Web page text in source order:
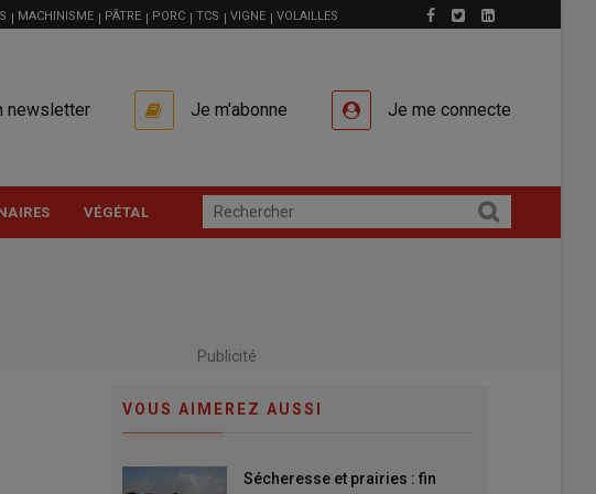
MACHINISME PÂTRE PORC TCS VIGNE VOLAILLES
newsletter Je m'abonne Je me connecte
VÉGÉTAL
Publicité
VOUS AIMEREZ AUSSI
Sécheresse et prairies : fin